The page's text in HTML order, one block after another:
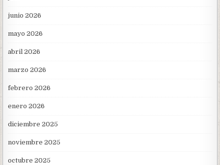
junio 2026
mayo 2026
abril 2026
marzo 2026
febrero 2026
enero 2026
diciembre 2025
noviembre 2025
octubre 2025